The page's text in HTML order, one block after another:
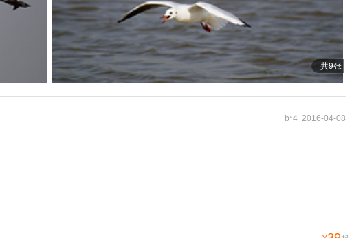
共9张
b*4 2016-04-08